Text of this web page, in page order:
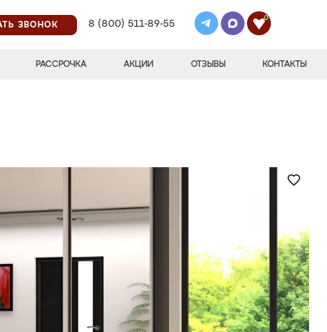
ЗВОНОК
8 (800) 511-89-55
0
РАССРОЧКА АКЦИИ ОТЗЫВЫ КОНТАКТЫ